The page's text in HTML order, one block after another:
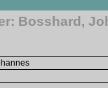
Bosshard,